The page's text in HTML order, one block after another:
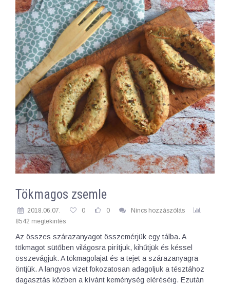
Tökmagos zsemle
2018.06.07. 0 0
Nincs hozzászólás
8542 megtekintés
Az összes szárazanyagot összemérjük egy tálba. A
tökmagot sütőben világosra pirítjuk, kihűtjük és késsel
összevágjuk. A tökmagolajat és a tejet a szárazanyagra
öntjük. A langyos vizet fokozatosan adagoljuk a tésztához
dagasztás közben a kívánt keménység eléréséig. Ezután